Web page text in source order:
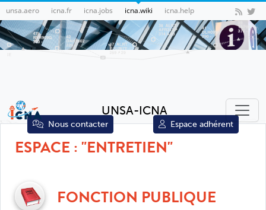
unsa.aero icna.fr icna.jobs icna.wiki icna.help
Nous contacter Espace adhérent
UNSA-ICNA
ESPACE : "ENTRETIEN"
FONCTION PUBLIQUE